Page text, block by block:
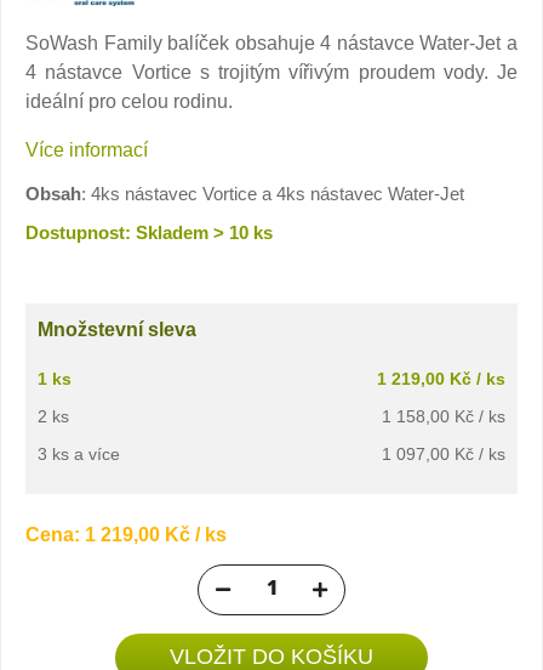
SoWash Family balíček obsahuje 4 nástavce Water-Jet a
4 nástavce Vortice s trojitým vířivým proudem vody. Je
ideální pro celou rodinu.
Více informací
Obsah: 4ks nástavec Vortice a 4ks nástavec Water-Jet
Dostupnost: Skladem > 10 ks
Množstevní sleva
1 ks
1 219,00 Kč / ks
2 ks
1 158,00 Kč / ks
3 ks a více
1 097,00 Kč / ks
Cena: 1 219,00 Kč / ks